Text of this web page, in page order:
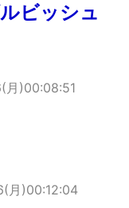
ビッシュ
月)00:08:51
月)00:12:04